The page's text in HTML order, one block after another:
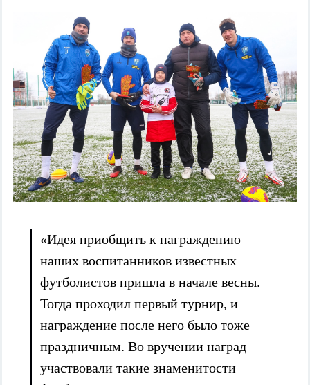
«Идея приобщить к награждению
наших воспитанников известных
футболистов пришла в начале весны.
Тогда проходил первый турнир, и
награждение после него было тоже
праздничным. Во вручении наград
участвовали такие знаменитости